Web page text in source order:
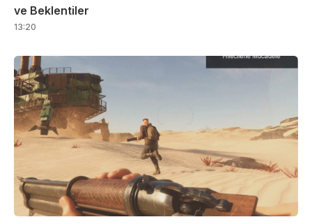
ve Beklentiler
13:20